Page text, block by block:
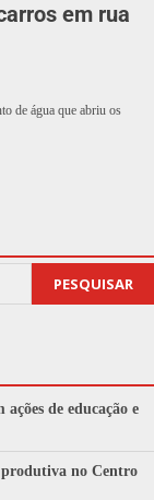
em rua
de água que abriu os
PESQUISAR
de educação e
produtiva no Centro